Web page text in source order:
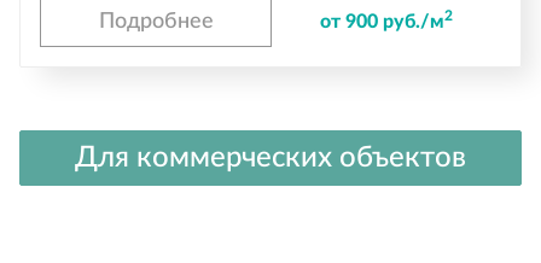
Подробнее от 900 руб./м2
Для коммерческих объектов